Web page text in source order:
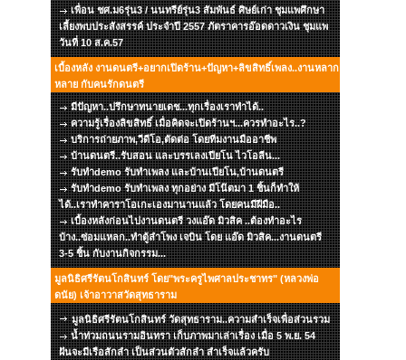
เพื่อน ชศ.ม6รุ่น3 / นนทรีย์รุ่น3 สัมพันธ์ ศิษย์เก่า ชุมแพศึกษา
เลี้ยงพบประสังสรรค์ ประจำปี 2557 ภัตราคารอ๊อดดาวเงิน ชุมแพ
วันที่ 10 ส.ค.57
เบื้องหลัง งานดนตรี+อยากเปิดร้าน+ปัญหา+ลิขสิทธิ์เพลง..งานหลาก
หลาย กับคนรักดนตรี
มีปัญหา..ปรึกษาทนายเดช...ทุกเรื่องเราทำได้..
ความรู้เรื่องลิขสิทธิ์ เมื่อคิดจะเปิดร้านฯ...ควรทำอะไร..?
บริการถ่ายภาพ,วีดีโอ,ตัดต่อ โดยทีมงานมืออาชีพ
บ้านดนตรี..รับสอน และบรรเลงเปียโน ไวโอลีน...
รับทำdemo รับทำเพลง และบ้านเปียโน,บ้านดนตรี
รับทำdemo รับทำเพลง ทุกอย่าง มีโน๊ตมา 1 ชิ้นก็ทำให้
ได้..เราทำคาราโอเกะเองมานานแล้ว โดยคนมีฝีมือ..
เบื้องหลังก่อนไปงานดนตรี วงแอ๊ด มิวสิค ..ต้องทำอะไร
บ้าง..ซ่อมแหลก..ทำตู้ลำโพง เจบิน โดย แอ๊ด มิวสิค...งานดนตรี
3-5 ชิ้น กับงานกิจกรรม...
มูลนิธิศรีรัตนโกสินทร์ โดย"พระครูไพศาลประชาทร" (หลวงพ่อ
ดนัย) เจ้าอาวาสวัดสุทธาราม
มูลนิธิศรีรัตนโกสินทร์ วัดสุทธาราม..ความสำเร็จเพื่อส่วนรวม
น้ำท่วมถนนรามอินทรา เก็บภาพมาเล่าเรื่อง เมื่อ 5 พ.ย. 54
ฝันจะมีเรือสักลำ เป็นส่วนตัวสักลำ สำเร็จแล้วครับ